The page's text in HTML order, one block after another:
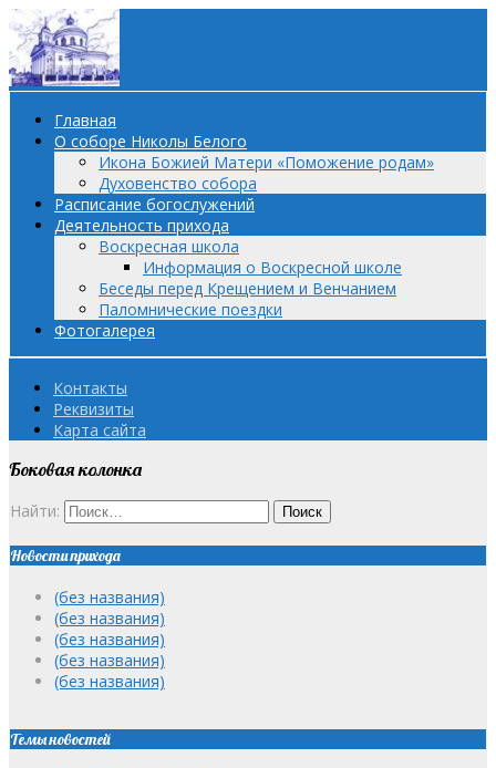
Главная
О соборе Николы Белого
Икона Божией Матери «Поможение родам»
Духовенство собора
Расписание богослужений
Деятельность прихода
Воскресная школа
Информация о Воскресной школе
Беседы перед Крещением и Венчанием
Паломнические поездки
Фотогалерея
Контакты
Реквизиты
Карта сайта
Боковая колонка
Найти:
Новости прихода
(без названия)
(без названия)
(без названия)
(без названия)
(без названия)
Темы новостей